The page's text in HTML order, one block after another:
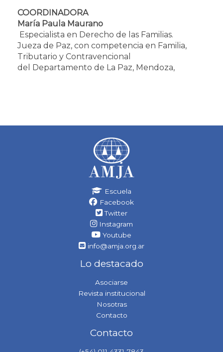
COORDINADORA
María Paula Maurano
Especialista en Derecho de las Familias.
Jueza de Paz, con competencia en Familia,
Tributario y Contravencional
del Departamento de La Paz, Mendoza,
Escuela
Facebook
Twitter
Instagram
Youtube
info@amja.org.ar
Lo destacado
Asociarse
Revista institucional
Nosotras
Contacto
Contacto